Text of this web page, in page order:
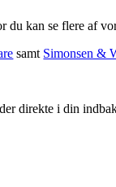
du kan se flere af
samt Simonsen &
direkte i din